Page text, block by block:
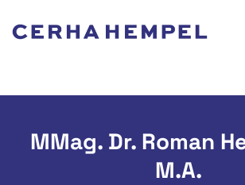
MMag. Dr. Roman
M.A.